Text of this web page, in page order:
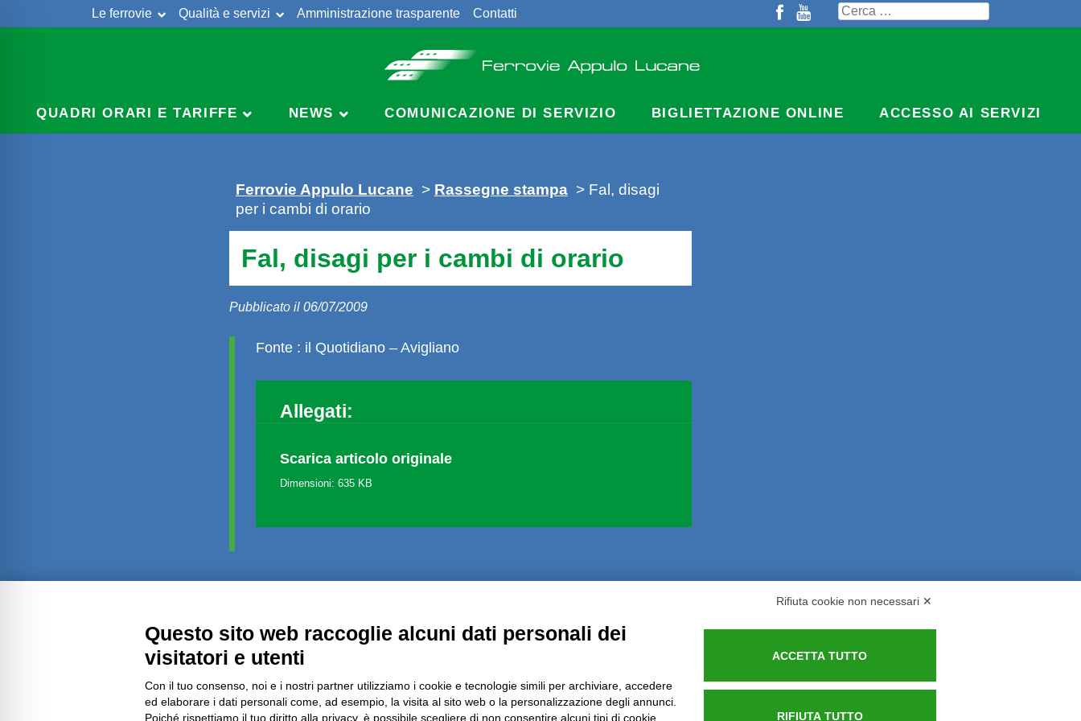
Le ferrovie Qualità e servizi Amministrazione trasparente Contatti
Ricerca
per:
QUADRI ORARI E TARIFFE NEWS COMUNICAZIONE DI SERVIZIO BIGLIETTAZIONE ONLINE ACCESSO AI SERVIZI
Ferrovie Appulo Lucane > Rassegne stampa > Fal, disagi
per i cambi di orario
Fal, disagi per i cambi di orario
Pubblicato il 06/07/2009
Fonte : il Quotidiano – Avigliano
Allegati:
Scarica articolo originale
Dimensioni: 635 KB
Amministrazione trasparente Note Legali Privacy Informative GDPR (679/2016) Rimborsi ed Indennizzi Contatti
Azienda certificata UNI EN ISO 9001:2015
Rifiuta cookie non necessari ✕
Questo sito web raccoglie alcuni dati personali dei
visitatori e utenti
Con il tuo consenso, noi e i nostri partner utilizziamo i cookie e tecnologie simili per archiviare, accedere
ed elaborare i dati personali come, ad esempio, la visita al sito web o la personalizzazione degli annunci.
Poiché rispettiamo il tuo diritto alla privacy, è possibile scegliere di non consentire alcuni tipi di cookie.
ACCETTA TUTTO
RIFIUTA TUTTO